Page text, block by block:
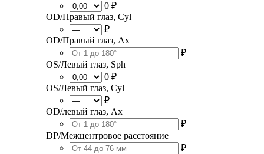
0 ₽
OD/Правый глаз, Cyl
₽
OD/Правый глаз, Ax
₽
OS/Левый глаз, Sph
0 ₽
OS/Левый глаз, Cyl
₽
OD/левый глаз, Ax
₽
DP/Межцентровое расстояние
₽